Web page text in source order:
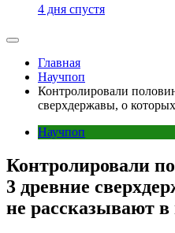
4 дня спустя
Главная
Научпоп
Контролировали
сверхдержавы, о
Научпоп
Контролировали
3 древние
не рассказывают